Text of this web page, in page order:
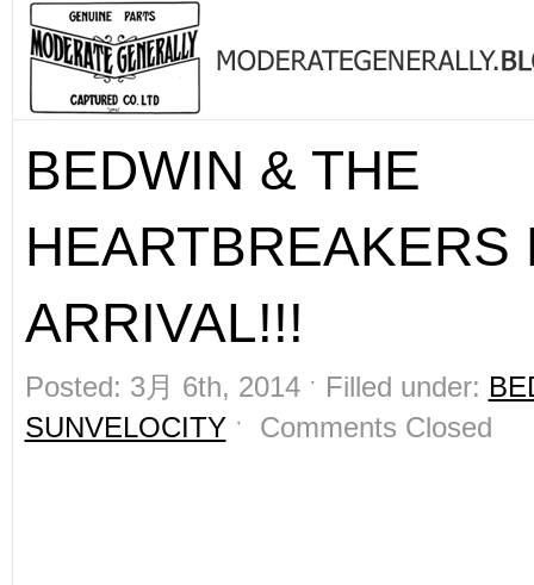
BEDWIN & THE
HEARTBREAKERS
ARRIVAL!!!
Posted: 3月 6th, 2014 ˑ Filled under:
SUNVELOCITYˑ Comments Closed